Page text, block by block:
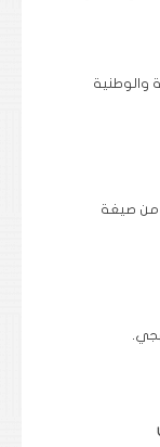
والوطنية
من صيغة